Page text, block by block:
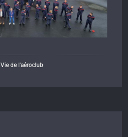
Vie de l'aéroclub